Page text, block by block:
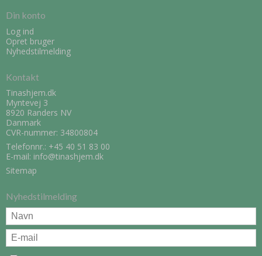
Din konto
Log ind
Opret bruger
Nyhedstilmelding
Kontakt
Tinashjem.dk
Myntevej 3
8920 Randers NV
Danmark
CVR-nummer: 34800804
Telefonnr.: +45 40 51 83 00
E-mail: info@tinashjem.dk
Sitemap
Nyhedstilmelding